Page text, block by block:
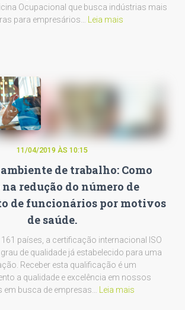
Ocupacional que busca indústrias mais
para empresários…
Leia mais
11/04/2019 ÀS 10:15
de trabalho: Como
redução do número de
de funcionários por motivos
de saúde.
países, a certificação internacional ISO
de qualidade já estabelecido para uma
Receber esta qualificação é um
a qualidade e excelência em nossos
em busca de empresas…
Leia mais